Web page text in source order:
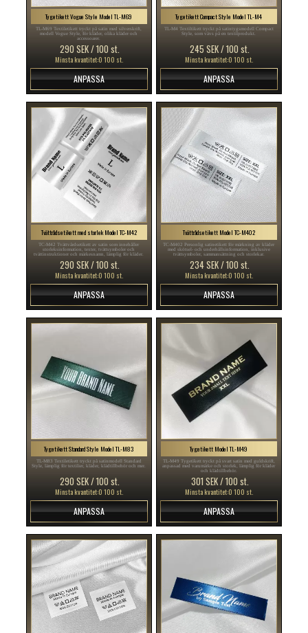
Tygetikett Vogue Style Model TL-M69
TL-M69 Textiletikett tryckt på satin med silverskrift,
modell Vogue Style, för kläder, olika kläder och
accessoarer.
290 SEK / 100 st.
Minsta kvantitet:0 100 st.
ANPASSA
Tygetikett Compact Style Model TL-M4
TL-M4 Textiltikett tryckt på satintygsmodell Compact
Style, som vävs på en textilprodukt.
245 SEK / 100 st.
Minsta kvantitet:0 100 st.
ANPASSA
Tvättrådsetikett med storlek Model TC-M42
TC-M42 Tvättvårdsetikett av satin som innehåller
storleksinformation, texter, tvättsymboler och
tvättinstruktioner och märkesnamn, lämplig för kläder.
290 SEK / 100 st.
Minsta kvantitet:0 100 st.
ANPASSA
Tvättrådsetikett Model TC-M402
TC-M402 Personlig satinetikett för märkning av kläder
med skötsel- och underhållsinformation, inklusive
tvättsymboler, sammansättning och storlekar.
234 SEK / 100 st.
Minsta kvantitet:0 100 st.
ANPASSA
Tygetikett Standard Style Model TL-M83
TL-M83 Textiletikett tryckt på satinmodell Standard
Style, lämplig för textilier, kläder, klädtillbehör och mer.
290 SEK / 100 st.
Minsta kvantitet:0 100 st.
ANPASSA
Tygetikett Model TL-M49
TL-M49 Tygetikett tryckt på svart satin med guldskrift,
anpassad med varumärke och storlek, lämplig för kläder
och klädtillbehör.
301 SEK / 100 st.
Minsta kvantitet:0 100 st.
ANPASSA